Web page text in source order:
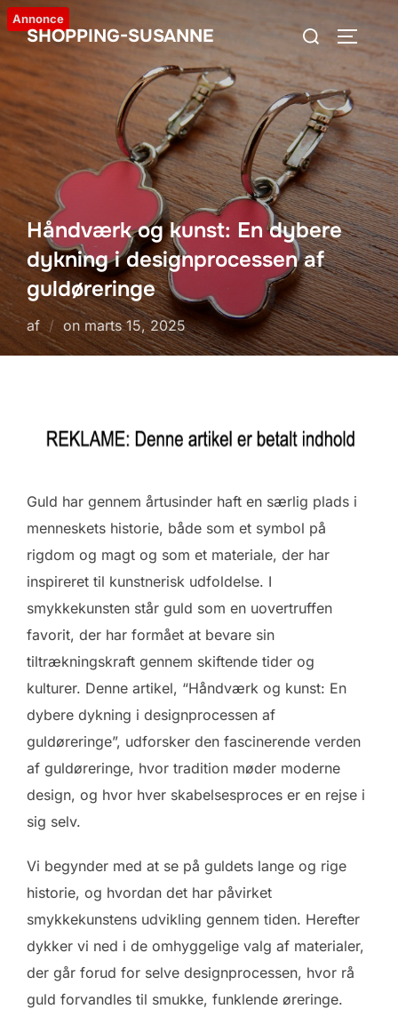
Videre
til
indhold
SHOPPING-SUSANNE
Søg
Annonce
Håndværk og kunst: En dybere
dykning i designprocessen af
guldøreringe
af on Udgivet
d.
marts 15, 2025
Guld har gennem årtusinder haft en særlig plads i
menneskets historie, både som et symbol på
rigdom og magt og som et materiale, der har
inspireret til kunstnerisk udfoldelse. I
smykkekunsten står guld som en uovertruffen
favorit, der har formået at bevare sin
tiltrækningskraft gennem skiftende tider og
kulturer. Denne artikel, “Håndværk og kunst: En
dybere dykning i designprocessen af
guldøreringe”, udforsker den fascinerende verden
af guldøreringe, hvor tradition møder moderne
design, og hvor hver skabelsesproces er en rejse i
sig selv.
Vi begynder med at se på guldets lange og rige
historie, og hvordan det har påvirket
smykkekunstens udvikling gennem tiden. Herefter
dykker vi ned i de omhyggelige valg af materialer,
der går forud for selve designprocessen, hvor rå
guld forvandles til smukke, funklende øreringe.